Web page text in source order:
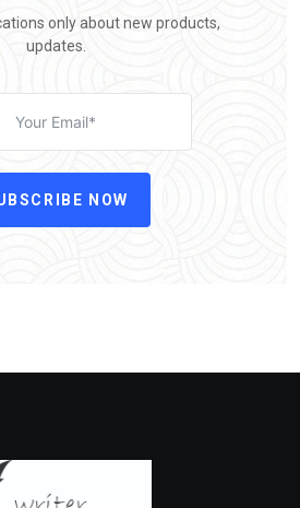
only about new products,
updates.
NOW